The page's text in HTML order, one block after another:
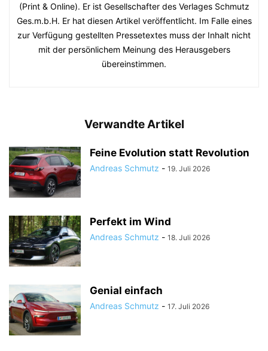
(Print & Online). Er ist Gesellschafter des Verlages Schmutz
Ges.m.b.H. Er hat diesen Artikel veröffentlicht. Im Falle eines
zur Verfügung gestellten Pressetextes muss der Inhalt nicht
mit der persönlichem Meinung des Herausgebers
übereinstimmen.
Verwandte Artikel
Feine Evolution statt Revolution
Andreas Schmutz - 19. Juli 2026
Perfekt im Wind
Andreas Schmutz - 18. Juli 2026
Genial einfach
Andreas Schmutz - 17. Juli 2026